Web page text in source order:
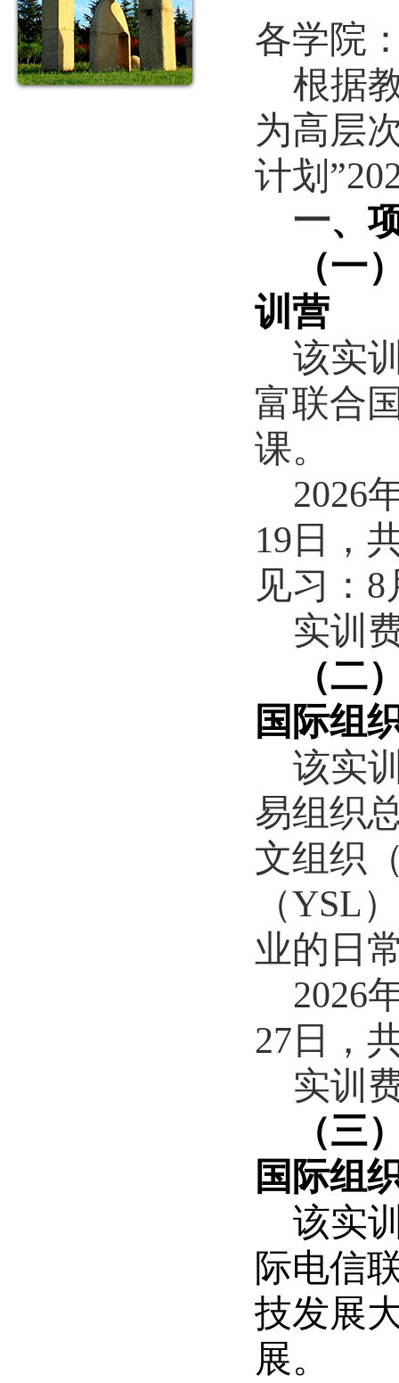
各学院
根据
为高层
计划”
一、
（一
训营
该实
富联合
课。
2026
19 日，
见习： 8
实训
（二
国际组
该实
易组织
文组织
（YSL
业的日
2026
27 日，
实训
（三
国际组
该实
际电信
技发展
展。